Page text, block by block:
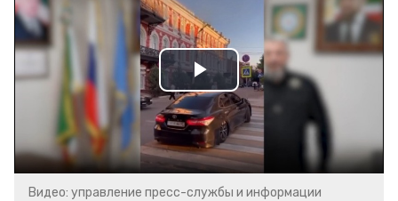
Play
Video
Видео: управление пресс-службы и информации